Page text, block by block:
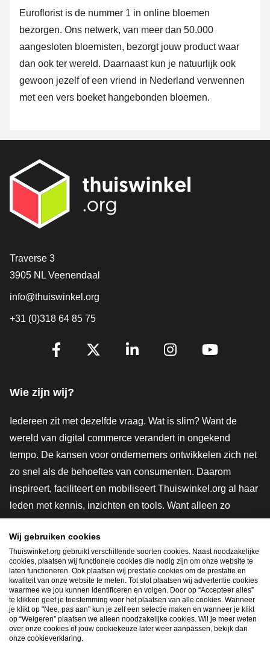
Euroflorist is de nummer 1 in online bloemen
bezorgen. Ons netwerk, van meer dan 50.000
aangesloten bloemisten, bezorgt jouw product waar
dan ook ter wereld. Daarnaast kun je natuurlijk ook
gewoon jezelf of een vriend in Nederland verwennen
met een vers boeket hangebonden bloemen.
Contact
Traverse 3
3905 NL Veenendaal
info@thuiswinkel.org
+31 (0)318 64 85 75
Volg je ons al?
Wie zijn wij?
Iedereen zit met dezelfde vraag. Wat is slim? Want de
wereld van digital commerce verandert in ongekend
tempo. De kansen voor ondernemers ontwikkelen zich net
zo snel als de behoeftes van consumenten. Daarom
inspireert, faciliteert en mobiliseert Thuiswinkel.org al haar
leden met kennis, inzichten en tools. Want alleen zo
innovatievere toekomst. Dus groei ook mee en maak
shoppen slimmer.
Lid worden
Snel navigeren
Wij gebruiken cookies
Thuiswinkel.org gebruikt verschillende soorten cookies. Naast noodzakelijke
cookies, plaatsen wij functionele cookies die nodig zijn om onze website te
laten functioneren. Ook plaatsen wij prestatie cookies om de prestatie en
kwaliteit van onze website te meten. Tot slot plaatsen wij advertentie cookies
waarmee we jou kunnen identificeren en volgen. Door op “Accepteer alles”
te klikken geef je toestemming voor het plaatsen van alle cookies. Wanneer
je klikt op "Nee, pas aan" kun je zelf een selectie maken en wanneer je klikt
op “Weigeren” plaatsen we alleen noodzakelijke cookies. Wil je meer weten
over onze cookies of jouw cookiekeuze later weer aanpassen, bekijk dan
onze cookieverklaring.